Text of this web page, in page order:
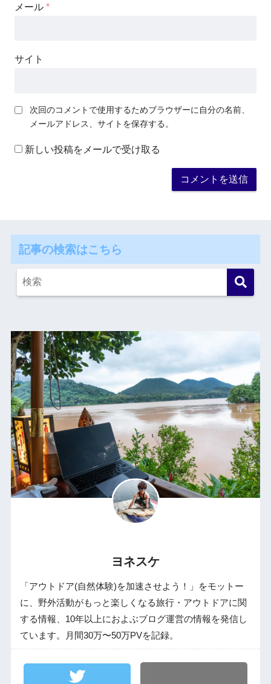
メール *
サイト
次回のコメントで使用するためブラウザーに自分の名前、
メールアドレス、サイトを保存する。
新しい投稿をメールで受け取る
記事の検索はこちら
ヨネスケ
「アウトドア(自然体験)を加速させよう！」をモットー
に、野外活動がもっと楽しくなる旅行・アウトドアに関
する情報、10年以上におよぶブログ運営の情報を発信し
ています。月間30万〜50万PVを記録。